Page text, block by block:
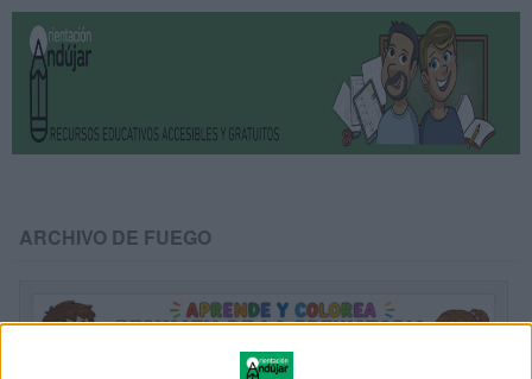
ARCHIVO DE FUEGO